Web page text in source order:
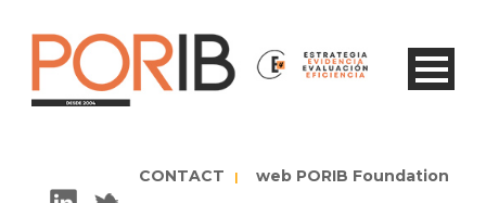
CONTACT | web PORIB Foundation